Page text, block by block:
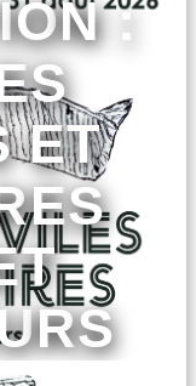
:
ET